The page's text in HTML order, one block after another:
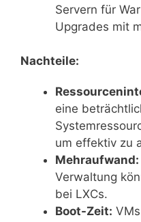
Servern für
Upgrades mit
Nachteile:
eine
um effektiv zu
Mehraufwand:
Verwaltung
bei LXCs.
Boot-Zeit: